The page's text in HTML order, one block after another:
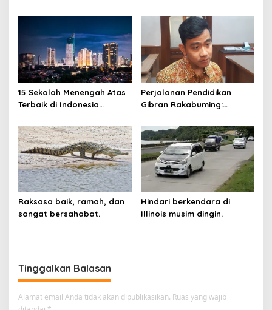
Hasil Ujian Tulis Berbasis
Komputer
15 Sekolah Menengah Atas
Terbaik di Indonesia
Perjalanan Pendidikan
Gibran Rakabuming:
Raksasa baik, ramah, dan
sangat bersahabat.
Hindari berkendara di
Illinois musim dingin.
Tinggalkan Balasan
Alamat email Anda tidak akan dipublikasikan. Ruas yang wajib